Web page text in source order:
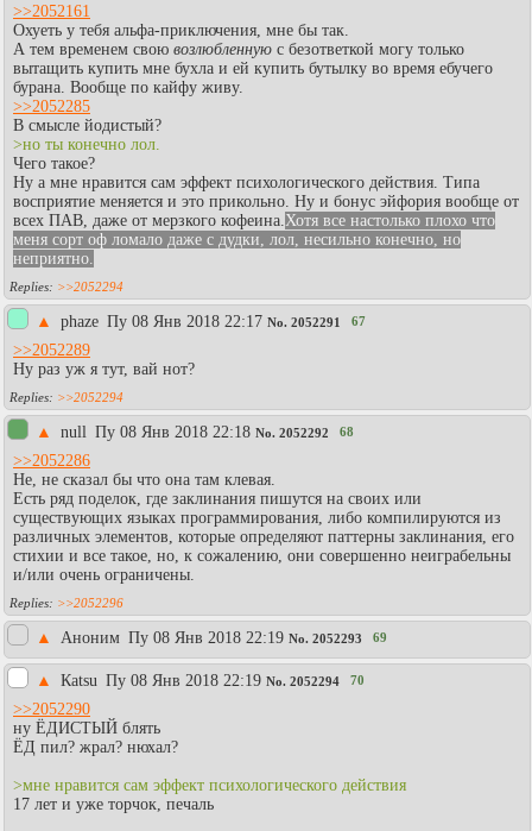
>>2052161
Охуеть у тебя альфа-приключения, мне бы так.
А тем временем свою возлюбленную с безответкой могу только
вытащить купить мне бухла и ей купить бутылку во время ебучего
бурана. Вообще по кайфу живу.
>>2052285
В смысле йодистый?
>но ты конечно лол.
Чего такое?
Ну а мне нравится сам эффект психологического действия. Типа
восприятие меняется и это прикольно. Ну и бонус эйфория вообще от
всех ПАВ, даже от мерзкого кофеина. Хотя все настолько плохо что
меня сорт оф ломало даже с дудки, лол, несильно конечно, но
неприятно.
>>2052294
▲ phaze Пy 08 Янв 2018 22:17 No. 2052291 67
>>2052289
Ну раз уж я тут, вай нот?
>>2052294
▲ null Пy 08 Янв 2018 22:18 No. 2052292 68
>>2052286
Не, не сказал бы что она там клевая.
Есть ряд поделок, где заклинания пишутся на своих или
существующих языках программирования, либо компилируются из
различных элементов, которые определяют паттерны заклинания, его
стихии и все такое, но, к сожалению, они совершенно неиграбельны
и/или очень ограничены.
>>2052296
▲ Аноним Пy 08 Янв 2018 22:19 No. 2052293 69
▲ Каtsu Пy 08 Янв 2018 22:19 No. 2052294 70
>>2052290
ну ЁДИСТЫЙ блять
ЁД пил? жрал? нюхал?
>мне нравится сам эффект психологического действия
17 лет и уже торчок, печаль